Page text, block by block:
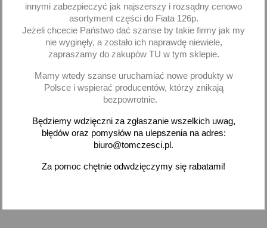
Wyłącznik włącznik drzwi
oświetlenia wnętrza +
przycisk Fiat 126p
13,14 zł brutto
- +
Klosz lampy oświetlenia
wnętrza lampki
wewnętrznej Fiat 126p
Cinquecento biały
5,34 zł brutto
- +
innymi zabezpieczyć jak najszerszy i rozsądny cenowo
asortyment części do Fiata 126p.
Jeżeli chcecie Państwo dać szanse by takie firmy jak my
nie wyginęły, a zostało ich naprawdę niewiele,
zapraszamy do zakupów TU w tym sklepie.
Mamy wtedy szanse uruchamiać nowe produkty w
Polsce i wspierać producentów, którzy znikają
bezpowrotnie.
Będziemy wdzięczni za zgłaszanie wszelkich uwag,
błędów oraz pomysłów na ulepszenia na adres:
biuro@tomczesci.pl.
Za pomoc chętnie odwdzięczymy się rabatami!